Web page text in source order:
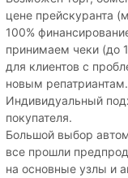
цене прейскуранта
100%
принимаем чеки (до
для клиентов с
новым репатриантам.
Индивидуальный
покупателя.
Большой выбор
все прошли
на основные узлы и